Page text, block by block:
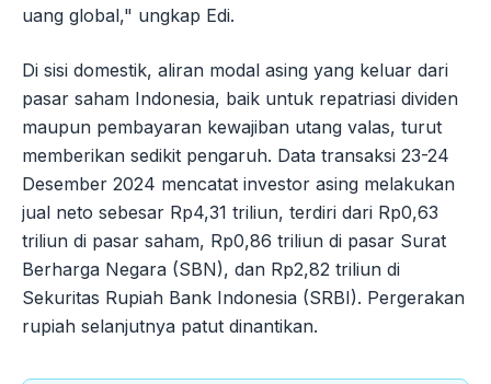
uang global," ungkap Edi.
Di sisi domestik, aliran modal asing yang keluar dari
pasar saham Indonesia, baik untuk repatriasi dividen
maupun pembayaran kewajiban utang valas, turut
memberikan sedikit pengaruh. Data transaksi 23-24
Desember 2024 mencatat investor asing melakukan
jual neto sebesar Rp4,31 triliun, terdiri dari Rp0,63
triliun di pasar saham, Rp0,86 triliun di pasar Surat
Berharga Negara (SBN), dan Rp2,82 triliun di
Sekuritas Rupiah Bank Indonesia (SRBI). Pergerakan
rupiah selanjutnya patut dinantikan.